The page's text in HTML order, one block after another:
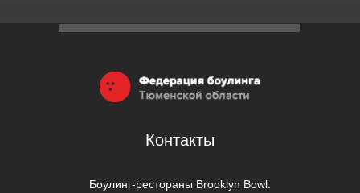
Контакты
Боулинг-рестораны Brooklyn Bowl: